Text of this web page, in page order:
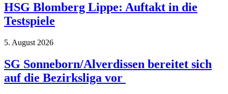
HSG Blomberg Lippe: Auftakt in die
Testspiele
5. August 2026
SG Sonneborn/Alverdissen bereitet sich
auf die Bezirksliga vor